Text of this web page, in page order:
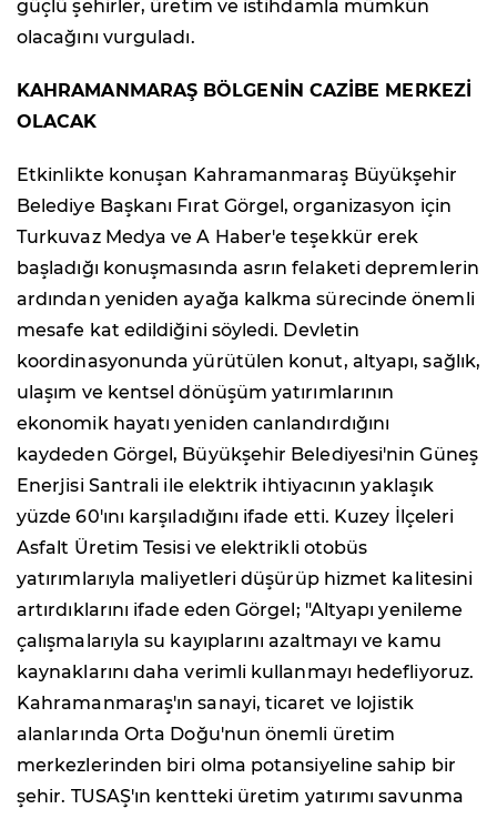
güçlü şehirler, üretim ve istihdamla mümkün
olacağını vurguladı.
KAHRAMANMARAŞ BÖLGENİN CAZİBE MERKEZİ
OLACAK
Etkinlikte konuşan Kahramanmaraş Büyükşehir
Belediye Başkanı Fırat Görgel, organizasyon için
Turkuvaz Medya ve A Haber'e teşekkür erek
başladığı konuşmasında asrın felaketi depremlerin
ardından yeniden ayağa kalkma sürecinde önemli
mesafe kat edildiğini söyledi. Devletin
koordinasyonunda yürütülen konut, altyapı, sağlık,
ulaşım ve kentsel dönüşüm yatırımlarının
ekonomik hayatı yeniden canlandırdığını
kaydeden Görgel, Büyükşehir Belediyesi'nin Güneş
Enerjisi Santrali ile elektrik ihtiyacının yaklaşık
yüzde 60'ını karşıladığını ifade etti. Kuzey İlçeleri
Asfalt Üretim Tesisi ve elektrikli otobüs
yatırımlarıyla maliyetleri düşürüp hizmet kalitesini
artırdıklarını ifade eden Görgel; "Altyapı yenileme
çalışmalarıyla su kayıplarını azaltmayı ve kamu
kaynaklarını daha verimli kullanmayı hedefliyoruz.
Kahramanmaraş'ın sanayi, ticaret ve lojistik
alanlarında Orta Doğu'nun önemli üretim
merkezlerinden biri olma potansiyeline sahip bir
şehir. TUSAŞ'ın kentteki üretim yatırımı savunma